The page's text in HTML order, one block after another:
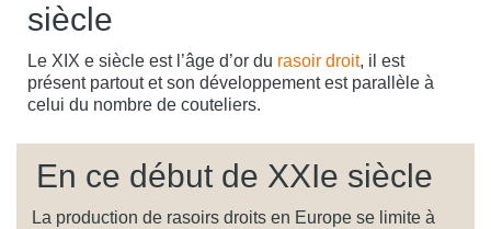
siècle
Le XIX e siècle est l’âge d’or du rasoir droit, il est
présent partout et son développement est parallèle à
celui du nombre de couteliers.
En ce début de XXIe siècle
La production de rasoirs droits en Europe se limite à